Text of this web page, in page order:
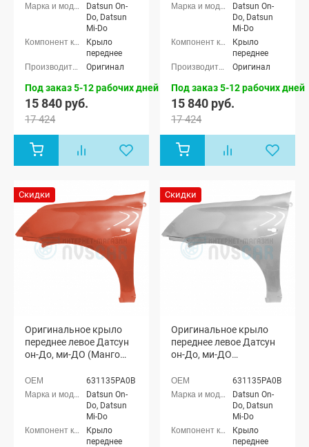
Datsun On-
Do, Datsun
Mi-Do
Крыло
переднее
Оригинал
Под заказ 5-12 рабочих дней
15 840 руб.
17 424
Datsun On-
Do, Datsun
Mi-Do
Крыло
переднее
Оригинал
Под заказ 5-12 рабочих дней
15 840 руб.
17 424
Скидки
Оригинальное крыло
переднее левое Датсун
он-До, ми-ДО (Манго
631135PA0B
Datsun On-
Do, Datsun
Mi-Do
Крыло
переднее
Скидки
Оригинальное крыло
переднее левое Датсун
он-До, ми-ДО
631135PA0B
Datsun On-
Do, Datsun
Mi-Do
Крыло
переднее